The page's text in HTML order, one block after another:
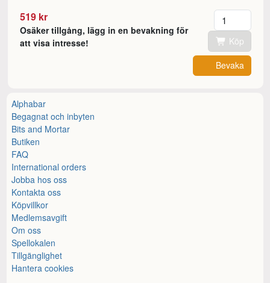
519 kr
Osäker tillgång, lägg in en bevakning för
att visa intresse!
Antal
Köp
Bevaka
Alphabar
Begagnat och inbyten
Bits and Mortar
Butiken
FAQ
International orders
Jobba hos oss
Kontakta oss
Köpvillkor
Medlemsavgift
Om oss
Spellokalen
Tillgänglighet
Hantera cookies